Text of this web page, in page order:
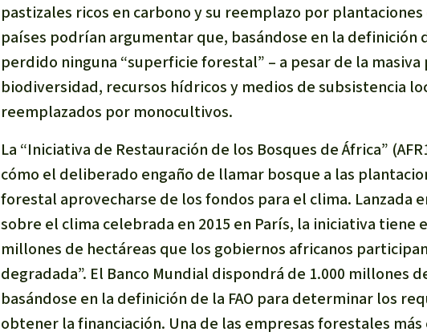
pastizales ricos en carbono y su reemplazo por
países podrían argumentar que, basándose en la definición
perdido ninguna “superficie forestal” – a pesar de la
biodiversidad, recursos hídricos y medios de subsistencia
reemplazados por monocultivos.
La “Iniciativa de Restauración de los Bosques de África”
cómo el deliberado engaño de llamar bosque a las
forestal aprovecharse de los fondos para el clima. Lanzada
sobre el clima celebrada en 2015 en París, la iniciativa tiene
millones de hectáreas que los gobiernos africanos
degradada”. El Banco Mundial dispondrá de 1.000 millones
basándose en la definición de la FAO para determinar los
obtener la financiación. Una de las empresas forestales